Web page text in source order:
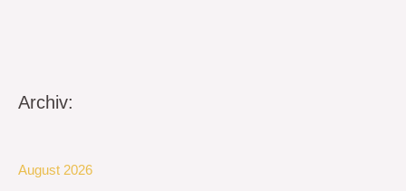
Archiv:
August 2026